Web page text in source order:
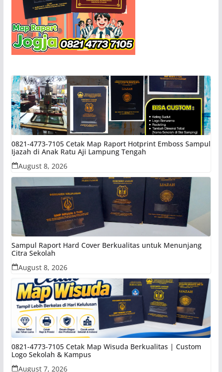
0821-4773-7105 Cetak Map Raport Hotprint Emboss Sampul
Ijazah di Anak Ratu Aji Lampung Tengah
August 8, 2026
Sampul Raport Hard Cover Berkualitas untuk Menunjang
Citra Sekolah
August 8, 2026
0821-4773-7105 Cetak Map Wisuda Berkualitas | Custom
Logo Sekolah & Kampus
August 7, 2026